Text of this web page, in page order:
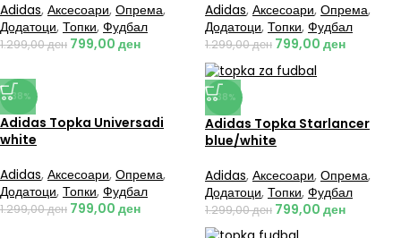
Adidas, Аксесоари, Опрема,
Додатоци, Топки, Фудбал
1.299,00ден 799,00 ден
Adidas, Аксесоари, Опрема,
Додатоци, Топки, Фудбал
1.299,00ден 799,00 ден
-38%
Adidas Topka Universadi
white
Adidas, Аксесоари, Опрема,
Додатоци, Топки, Фудбал
1.299,00ден 799,00 ден
-38%
Adidas Topka Starlancer
blue/white
Adidas, Аксесоари, Опрема,
Додатоци, Топки, Фудбал
1.299,00ден 799,00 ден